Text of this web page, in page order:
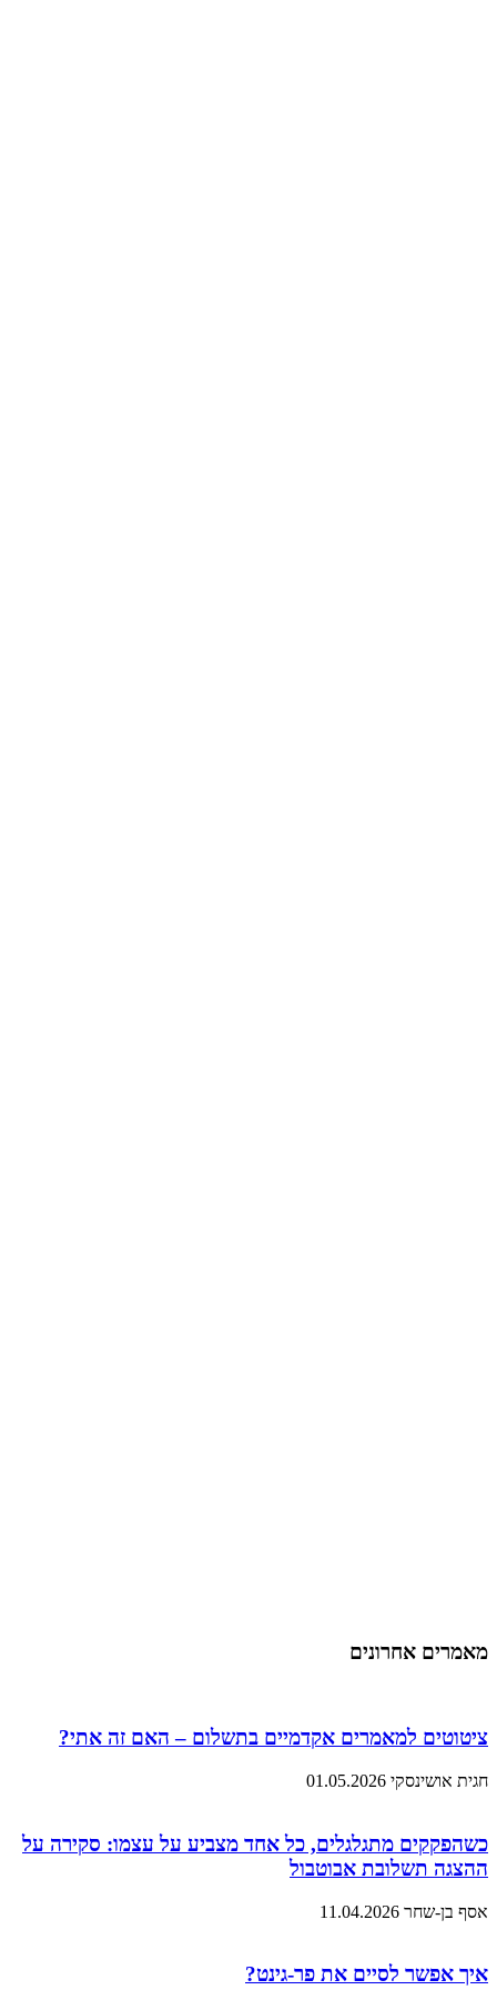
מאמרים אחרונים
ציטוטים למאמרים אקדמיים בתשלום – האם זה אתי?
חגית אושינסקי 01.05.2026
כשהפקקים מתגלגלים, כל אחד מצביע על עצמו: סקירה על
ההצגה תשלובת אבוטבול
אסף בן-שחר 11.04.2026
איך אפשר לסיים את פר-גינט?